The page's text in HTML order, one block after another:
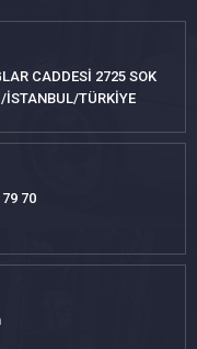
CADDESİ 2725 SOK
İSTANBUL/TÜRKİYE
70